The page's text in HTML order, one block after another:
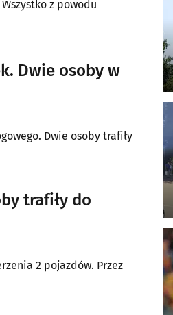
z powodu
Dwie osoby w
Dwie osoby trafiły
trafiły do
2 pojazdów. Przez